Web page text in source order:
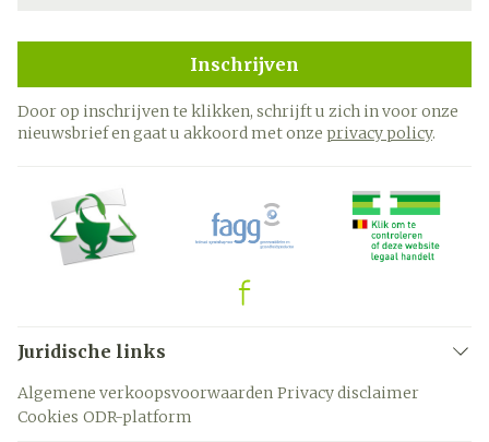
Inschrijven
Door op inschrijven te klikken, schrijft u zich in voor onze
nieuwsbrief en gaat u akkoord met onze privacy policy.
Juridische links
Algemene verkoopsvoorwaarden Privacy disclaimer
Cookies ODR-platform